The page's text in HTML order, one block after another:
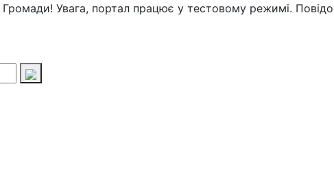
Громади! Увага, портал працює у тестовому режимі.